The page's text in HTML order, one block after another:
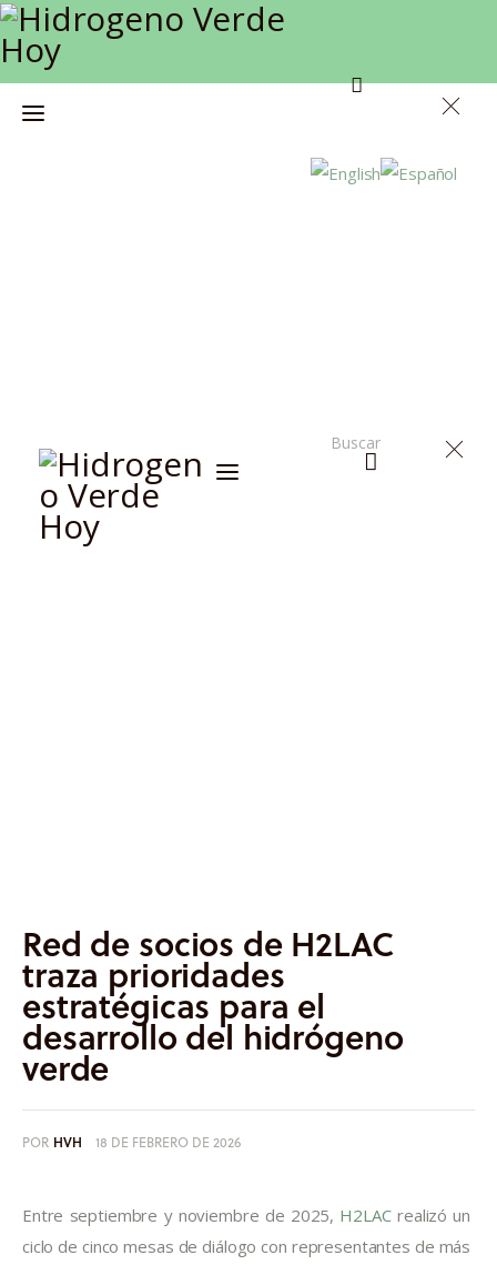
Proyectos
Informes
Red de socios de H2LAC
traza prioridades
estratégicas para el
desarrollo del hidrógeno
verde
POR HVH 18 DE FEBRERO DE 2026
Entre septiembre y noviembre de 2025, H2LAC realizó un
ciclo de cinco mesas de diálogo con representantes de más